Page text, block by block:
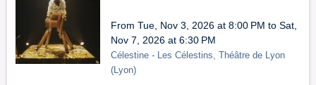
From Tue, Nov 3, 2026 at 8:00 PM to Sat,
Nov 7, 2026 at 6:30 PM
Célestine - Les Célestins, Théâtre de Lyon
(Lyon)